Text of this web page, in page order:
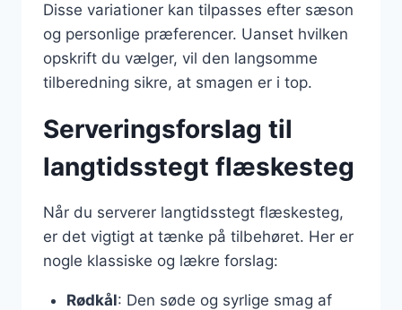
Disse variationer kan tilpasses efter sæson
og personlige præferencer. Uanset hvilken
opskrift du vælger, vil den langsomme
tilberedning sikre, at smagen er i top.
Serveringsforslag til
langtidsstegt flæskesteg
Når du serverer langtidsstegt flæskesteg,
er det vigtigt at tænke på tilbehøret. Her er
nogle klassiske og lækre forslag:
Rødkål: Den søde og syrlige smag af